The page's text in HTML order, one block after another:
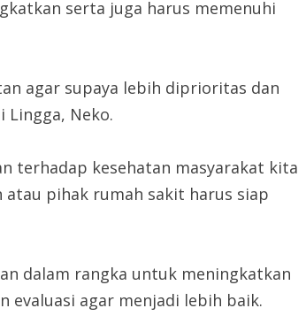
serta juga harus memenuhi
agar supaya lebih diprioritas dan
Lingga, Neko.
terhadap kesehatan masyarakat kita
atau pihak rumah sakit harus siap
dalam rangka untuk meningkatkan
evaluasi agar menjadi lebih baik.